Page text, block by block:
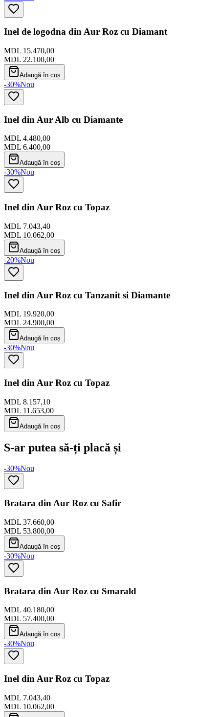
Inel de logodna din Aur Roz cu Diamant
MDL 15.470,00
MDL 22.100,00
Adaugă în coș
-30%Nou
Inel din Aur Alb cu Diamante
MDL 4.480,00
MDL 6.400,00
Adaugă în coș
-30%Nou
Inel din Aur Roz cu Topaz
MDL 7.043,40
MDL 10.062,00
Adaugă în coș
-20%Nou
Inel din Aur Roz cu Tanzanit si Diamante
MDL 19.920,00
MDL 24.900,00
Adaugă în coș
-30%Nou
Inel din Aur Roz cu Topaz
MDL 8.157,10
MDL 11.653,00
Adaugă în coș
S-ar putea să-ți placă și
-30%Nou
Bratara din Aur Roz cu Safir
MDL 37.660,00
MDL 53.800,00
Adaugă în coș
-30%Nou
Bratara din Aur Roz cu Smarald
MDL 40.180,00
MDL 57.400,00
Adaugă în coș
-30%Nou
Inel din Aur Roz cu Topaz
MDL 7.043,40
MDL 10.062,00